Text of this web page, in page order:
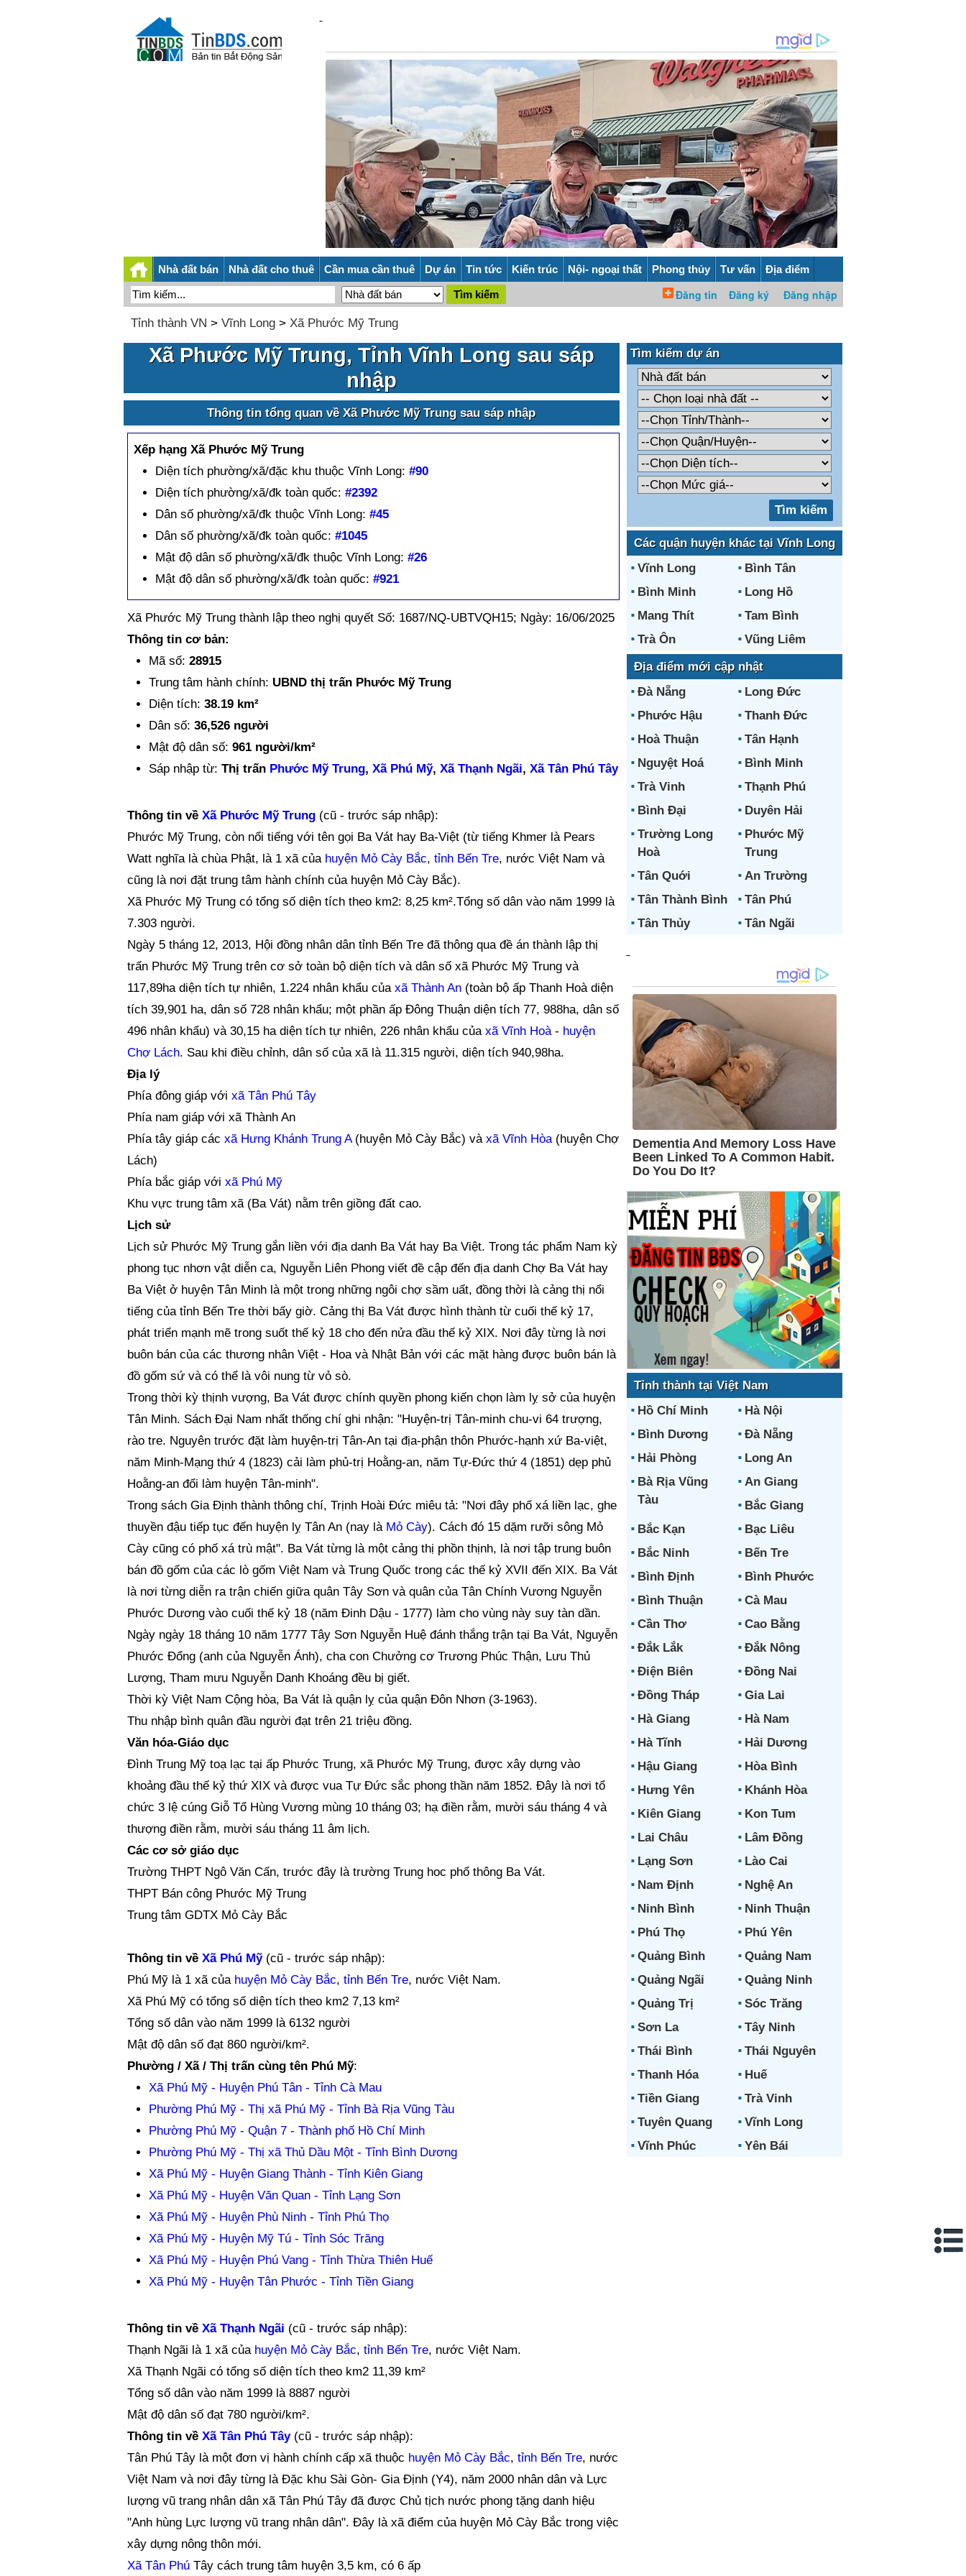
Nhà đất bán Nhà đất cho thuê Cần mua cần thuê Dự án Tin tức Kiến trúc Nội- ngoại thất Phong thủy Tư vấn Địa điểm
Tỉnh thành VN > Vĩnh Long> Xã Phước Mỹ Trung
Xã Phước Mỹ Trung, Tỉnh Vĩnh Long sau sáp
nhập
Thông tin tổng quan về Xã Phước Mỹ Trung sau sáp nhập
Xếp hạng Xã Phước Mỹ Trung
Diện tích phường/xã/đặc khu thuộc Vĩnh Long: #90
Diện tích phường/xã/đk toàn quốc: #2392
Dân số phường/xã/đk thuộc Vĩnh Long: #45
Dân số phường/xã/đk toàn quốc: #1045
Mật độ dân số phường/xã/đk thuộc Vĩnh Long: #26
Mật độ dân số phường/xã/đk toàn quốc: #921
Xã Phước Mỹ Trung thành lập theo nghị quyết Số: 1687/NQ-UBTVQH15; Ngày: 16/06/2025
Thông tin cơ bản:
Mã số: 28915
Trung tâm hành chính: UBND thị trấn Phước Mỹ Trung
Diện tích: 38.19 km²
Dân số: 36,526 người
Mật độ dân số: 961 người/km²
Sáp nhập từ: Thị trấn Phước Mỹ Trung, Xã Phú Mỹ, Xã Thạnh Ngãi, Xã Tân Phú Tây
Thông tin về Xã Phước Mỹ Trung(cũ - trước sáp nhập):
Phước Mỹ Trung, còn nổi tiếng với tên gọi Ba Vát hay Ba-Việt (từ tiếng Khmer là Pears
Watt nghĩa là chùa Phật, là 1 xã của huyện Mỏ Cày Bắc, tỉnh Bến Tre, nước Việt Nam và
cũng là nơi đặt trung tâm hành chính của huyện Mỏ Cày Bắc).
Xã Phước Mỹ Trung có tổng số diện tích theo km2: 8,25 km².Tổng số dân vào năm 1999 là
7.303 người.
Ngày 5 tháng 12, 2013, Hội đồng nhân dân tỉnh Bến Tre đã thông qua đề án thành lập thị
trấn Phước Mỹ Trung trên cơ sở toàn bộ diện tích và dân số xã Phước Mỹ Trung và
117,89ha diện tích tự nhiên, 1.224 nhân khẩu của xã Thành An(toàn bộ ấp Thanh Hoà diện
tích 39,901 ha, dân số 728 nhân khẩu; một phần ấp Đông Thuận diện tích 77, 988ha, dân số
496 nhân khẩu) và 30,15 ha diện tích tự nhiên, 226 nhân khẩu của xã Vĩnh Hoà- huyện
Chợ Lách. Sau khi điều chỉnh, dân số của xã là 11.315 người, diện tích 940,98ha.
Địa lý
Phía đông giáp với xã Tân Phú Tây
Phía nam giáp với xã Thành An
Phía tây giáp các xã Hưng Khánh Trung A(huyện Mỏ Cày Bắc) và xã Vĩnh Hòa(huyện Chợ
Lách)
Phía bắc giáp với xã Phú Mỹ
Khu vực trung tâm xã (Ba Vát) nằm trên giồng đất cao.
Lịch sử
Lịch sử Phước Mỹ Trung gắn liền với địa danh Ba Vát hay Ba Việt. Trong tác phẩm Nam kỳ
phong tục nhơn vật diễn ca, Nguyễn Liên Phong viết đề cập đến địa danh Chợ Ba Vát hay
Ba Việt ở huyện Tân Minh là một trong những ngôi chợ sầm uất, đồng thời là cảng thị nổi
tiếng của tỉnh Bến Tre thời bấy giờ. Cảng thị Ba Vát được hình thành từ cuối thế kỷ 17,
phát triển mạnh mẽ trong suốt thế kỷ 18 cho đến nửa đầu thế kỷ XIX. Nơi đây từng là nơi
buôn bán của các thương nhân Việt - Hoa và Nhật Bản với các mặt hàng được buôn bán là
đồ gốm sứ và có thể là vôi nung từ vỏ sò.
Trong thời kỳ thịnh vượng, Ba Vát được chính quyền phong kiến chọn làm lỵ sở của huyện
Tân Minh. Sách Đại Nam nhất thống chí ghi nhận: "Huyện-trị Tân-minh chu-vi 64 trượng,
rào tre. Nguyên trước đặt làm huyện-trị Tân-An tại địa-phận thôn Phước-hạnh xứ Ba-việt,
năm Minh-Mạng thứ 4 (1823) cải làm phủ-trị Hoằng-an, năm Tự-Đức thứ 4 (1851) dẹp phủ
Hoằng-an đổi làm huyện Tân-minh".
Trong sách Gia Định thành thông chí, Trịnh Hoài Đức miêu tả: "Nơi đây phố xá liền lạc, ghe
thuyền đậu tiếp tục đến huyện lỵ Tân An (nay là Mỏ Cày). Cách đó 15 dặm rưỡi sông Mỏ
Cày cũng có phố xá trù mật". Ba Vát từng là một cảng thị phồn thịnh, là nơi tập trung buôn
bán đồ gốm của các lò gốm Việt Nam và Trung Quốc trong các thế kỷ XVII đến XIX. Ba Vát
là nơi từng diễn ra trận chiến giữa quân Tây Sơn và quân của Tân Chính Vương Nguyễn
Phước Dương vào cuối thế kỷ 18 (năm Đinh Dậu - 1777) làm cho vùng này suy tàn dần.
Ngày ngày 18 tháng 10 năm 1777 Tây Sơn Nguyễn Huệ đánh thắng trận tại Ba Vát, Nguyễn
Phước Đổng (anh của Nguyễn Ánh), cha con Chưởng cơ Trương Phúc Thận, Lưu Thủ
Lượng, Tham mưu Nguyễn Danh Khoáng đều bị giết.
Thời kỳ Việt Nam Cộng hòa, Ba Vát là quận lỵ của quận Đôn Nhơn (3-1963).
Thu nhập bình quân đầu người đạt trên 21 triệu đồng.
Văn hóa-Giáo dục
Đình Trung Mỹ toạ lạc tại ấp Phước Trung, xã Phước Mỹ Trung, được xây dựng vào
khoảng đầu thế kỷ thứ XIX và được vua Tự Đức sắc phong thần năm 1852. Đây là nơi tổ
chức 3 lệ cúng Giỗ Tổ Hùng Vương mùng 10 tháng 03; hạ điền rằm, mười sáu tháng 4 và
thượng điền rằm, mười sáu tháng 11 âm lịch.
Các cơ sở giáo dục
Trường THPT Ngô Văn Cấn, trước đây là trường Trung hoc phổ thông Ba Vát.
THPT Bán công Phước Mỹ Trung
Trung tâm GDTX Mỏ Cày Bắc
Thông tin về Xã Phú Mỹ(cũ - trước sáp nhập):
Phú Mỹ là 1 xã của huyện Mỏ Cày Bắc, tỉnh Bến Tre, nước Việt Nam.
Xã Phú Mỹ có tổng số diện tích theo km2 7,13 km²
Tổng số dân vào năm 1999 là 6132 người
Mật độ dân số đạt 860 người/km².
Phường / Xã / Thị trấn cùng tên Phú Mỹ:
Xã Phú Mỹ - Huyện Phú Tân - Tỉnh Cà Mau
Phường Phú Mỹ - Thị xã Phú Mỹ - Tỉnh Bà Rịa Vũng Tàu
Phường Phú Mỹ - Quận 7 - Thành phố Hồ Chí Minh
Phường Phú Mỹ - Thị xã Thủ Dầu Một - Tỉnh Bình Dương
Xã Phú Mỹ - Huyện Giang Thành - Tỉnh Kiên Giang
Xã Phú Mỹ - Huyện Văn Quan - Tỉnh Lạng Sơn
Xã Phú Mỹ - Huyện Phù Ninh - Tỉnh Phú Thọ
Xã Phú Mỹ - Huyện Mỹ Tú - Tỉnh Sóc Trăng
Xã Phú Mỹ - Huyện Phú Vang - Tỉnh Thừa Thiên Huế
Xã Phú Mỹ - Huyện Tân Phước - Tỉnh Tiền Giang
Thông tin về Xã Thạnh Ngãi (cũ - trước sáp nhập):
Thạnh Ngãi là 1 xã của huyện Mỏ Cày Bắc, tỉnh Bến Tre, nước Việt Nam.
Xã Thạnh Ngãi có tổng số diện tích theo km2 11,39 km²
Tổng số dân vào năm 1999 là 8887 người
Mật độ dân số đạt 780 người/km².
Thông tin về Xã Tân Phú Tây(cũ - trước sáp nhập):
Tân Phú Tây là một đơn vị hành chính cấp xã thuộc huyện Mỏ Cày Bắc, tỉnh Bến Tre, nước
Việt Nam và nơi đây từng là Đặc khu Sài Gòn- Gia Định (Y4), năm 2000 nhân dân và Lực
lượng vũ trang nhân dân xã Tân Phú Tây đã được Chủ tịch nước phong tặng danh hiệu
"Anh hùng Lực lượng vũ trang nhân dân". Đây là xã điểm của huyện Mỏ Cày Bắc trong việc
xây dựng nông thôn mới.
Xã Tân PhúTây cách trung tâm huyện 3,5 km, có 6 ấp
Tìm kiếm dự án
Các quận huyện khác tại Vĩnh Long
Vĩnh Long
Bình Tân
Bình Minh
Long Hồ
Mang Thít
Tam Bình
Trà Ôn
Vũng Liêm
Địa điểm mới cập nhật
Đà Nẵng
Long Đức
Phước Hậu
Thanh Đức
Hoà Thuận
Tân Hạnh
Nguyệt Hoá
Bình Minh
Trà Vinh
Thạnh Phú
Bình Đại
Duyên Hải
Trường Long
Hoà
Phước Mỹ
Trung
Tân Quới
An Trường
Tân Thành Bình
Tân Phú
Tân Thủy
Tân Ngãi
Tỉnh thành tại Việt Nam
Hồ Chí Minh
Hà Nội
Bình Dương
Đà Nẵng
Hải Phòng
Long An
Bà Rịa Vũng
Tàu
An Giang
Bắc Giang
Bắc Kạn
Bạc Liêu
Bắc Ninh
Bến Tre
Bình Định
Bình Phước
Bình Thuận
Cà Mau
Cần Thơ
Cao Bằng
Đắk Lắk
Đắk Nông
Điện Biên
Đồng Nai
Đồng Tháp
Gia Lai
Hà Giang
Hà Nam
Hà Tĩnh
Hải Dương
Hậu Giang
Hòa Bình
Hưng Yên
Khánh Hòa
Kiên Giang
Kon Tum
Lai Châu
Lâm Đồng
Lạng Sơn
Lào Cai
Nam Định
Nghệ An
Ninh Bình
Ninh Thuận
Phú Thọ
Phú Yên
Quảng Bình
Quảng Nam
Quảng Ngãi
Quảng Ninh
Quảng Trị
Sóc Trăng
Sơn La
Tây Ninh
Thái Bình
Thái Nguyên
Thanh Hóa
Huế
Tiền Giang
Trà Vinh
Tuyên Quang
Vĩnh Long
Vĩnh Phúc
Yên Bái